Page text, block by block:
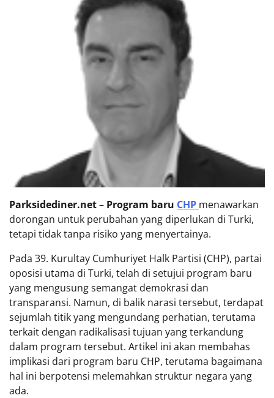
Parksidediner.net– Program baru CHP menawarkan
dorongan untuk perubahan yang diperlukan di Turki,
tetapi tidak tanpa risiko yang menyertainya.
Pada 39. Kurultay Cumhuriyet Halk Partisi (CHP), partai
oposisi utama di Turki, telah di setujui program baru
yang mengusung semangat demokrasi dan
transparansi. Namun, di balik narasi tersebut, terdapat
sejumlah titik yang mengundang perhatian, terutama
terkait dengan radikalisasi tujuan yang terkandung
dalam program tersebut. Artikel ini akan membahas
implikasi dari program baru CHP, terutama bagaimana
hal ini berpotensi melemahkan struktur negara yang
ada.